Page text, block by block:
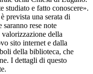
studiato e fatto conoscere».
prevista una serata di
saranno rese note
della
sito internet e dalla
della biblioteca, che
I dettagli di questo